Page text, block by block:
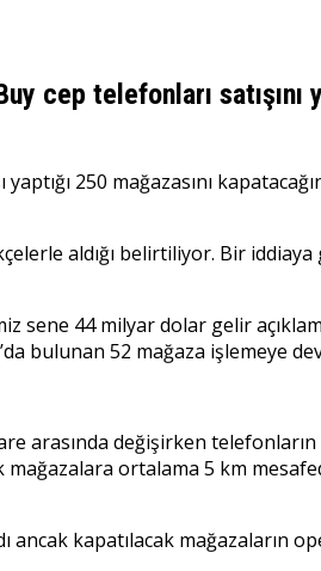
cep telefonları satışını
250 mağazasını
aldığı belirtiliyor. Bir
44 milyar dolar gelir
bulunan 52 mağaza işlemeye
arasında değişirken
ortalama 5 km
ancak kapatılacak